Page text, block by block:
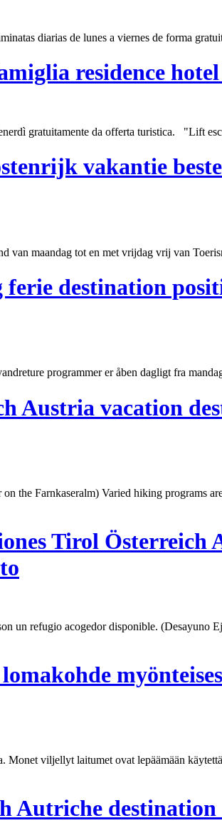
diarias de lunes a viernes de forma
residence
gratuitamente da offerta turistica. "Lift
vakantie
van maandag tot en met vrijdag vrij van
destination
programmer er åben dagligt fra
Austria vacation
on the Farnkaseralm) Varied hiking programs
Tirol Österreich
un refugio acogedor disponible. (Desayuno
viljellyt laitumet ovat lepäämään
destination